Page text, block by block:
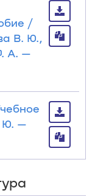
/
В. Ю.,
А. —
Ю. —